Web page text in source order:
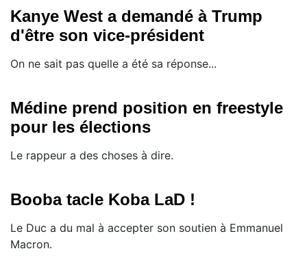
Kanye West a demandé à Trump
d'être son vice-président
On ne sait pas quelle a été sa réponse...
Médine prend position en freestyle
pour les élections
Le rappeur a des choses à dire.
Booba tacle Koba LaD !
Le Duc a du mal à accepter son soutien à Emmanuel
Macron.